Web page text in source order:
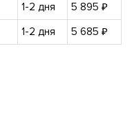
1-2 дня
5 895 ₽
1-2 дня 5 685 ₽